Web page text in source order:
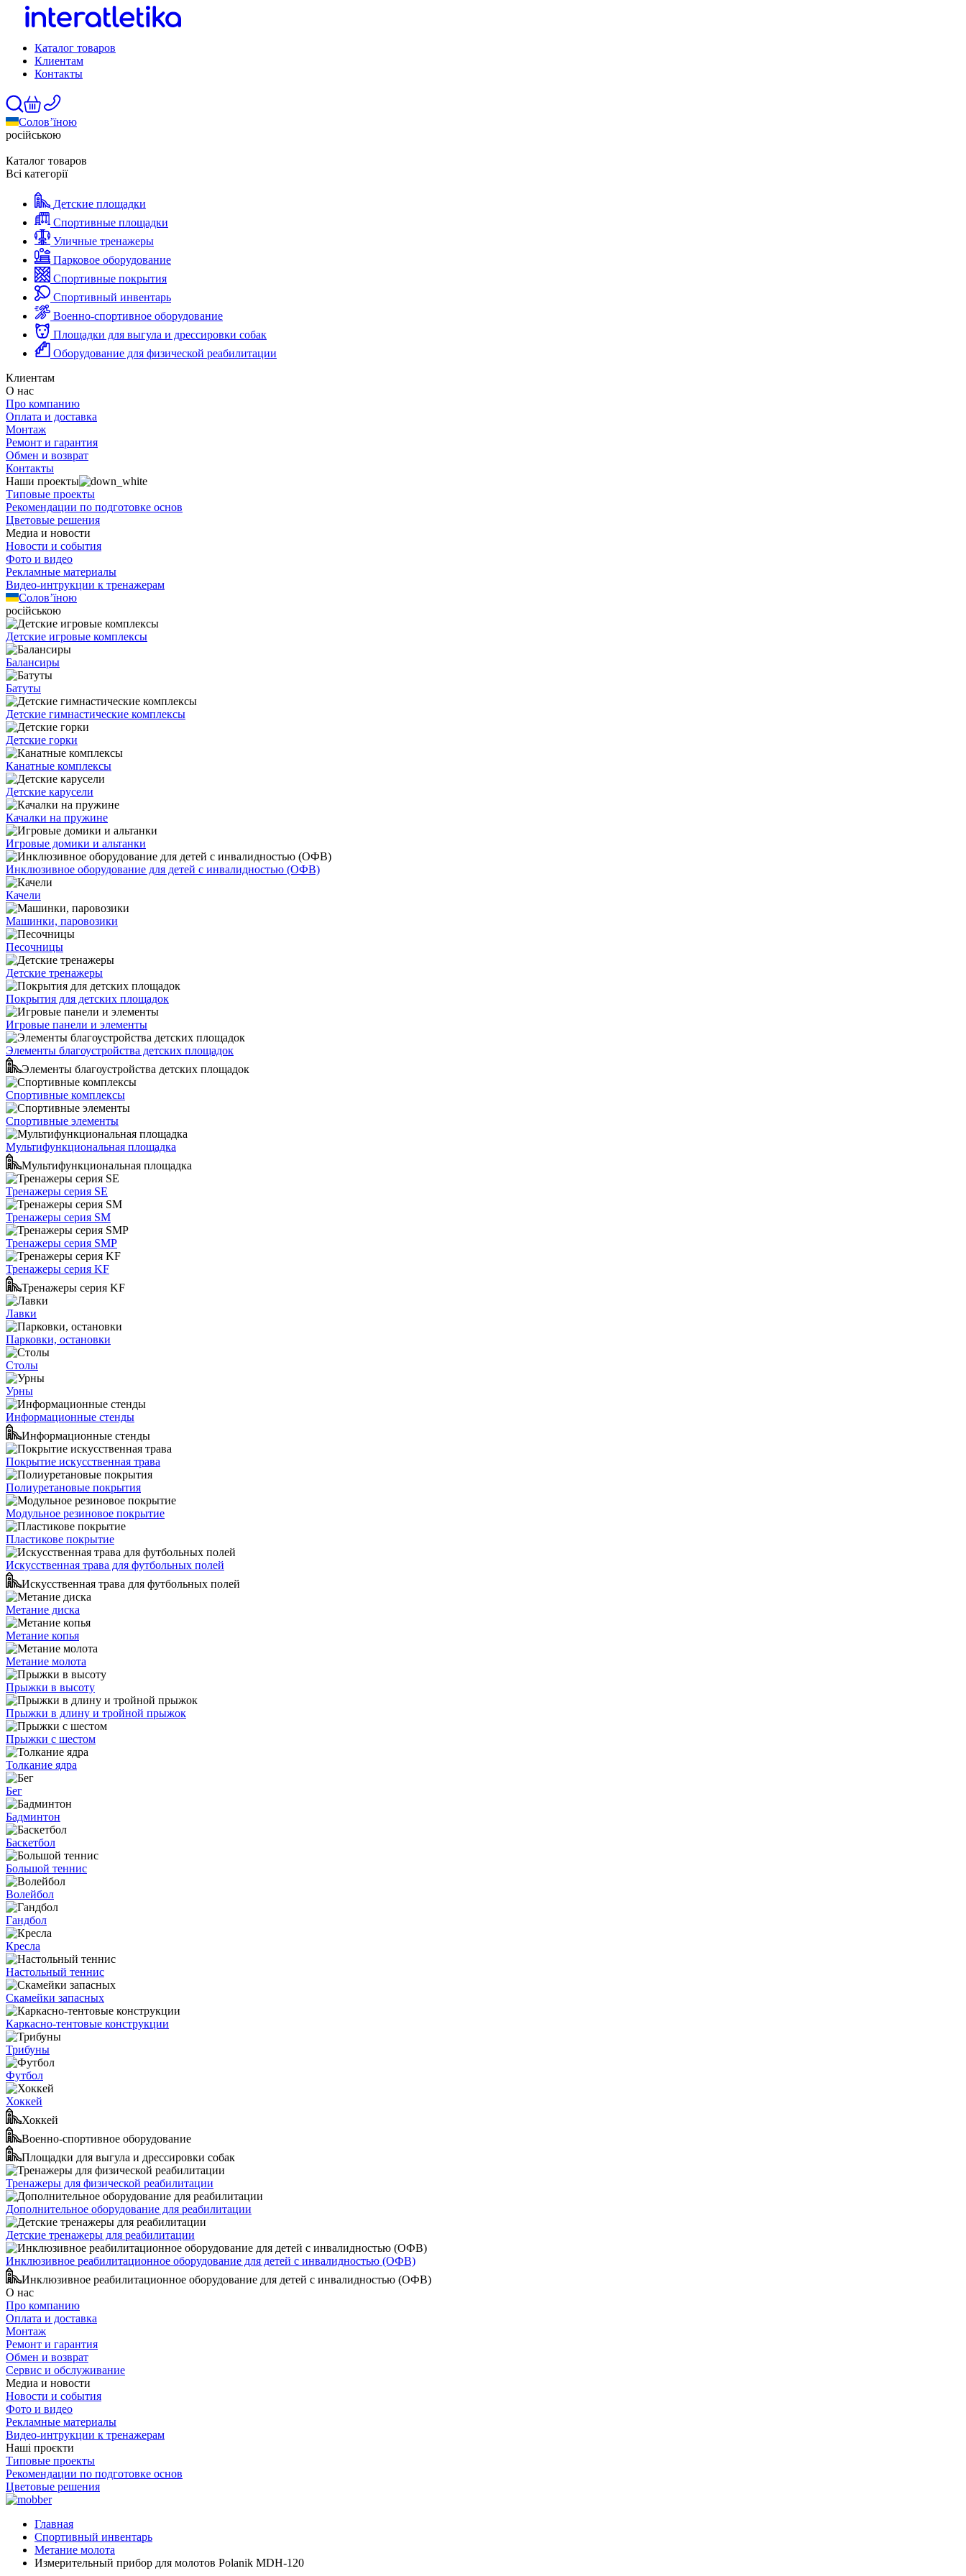
Каталог товаров
Клиентам
Контакты
Солов’їною
російською
Каталог товаров
Всі категорії
Детские площадки
Спортивные площадки
Уличные тренажеры
Парковое оборудование
Спортивные покрытия
Спортивный инвентарь
Военно-спортивное оборудование
Площадки для выгула и дрессировки собак
Оборудование для физической реабилитации
Клиентам
О нас
Про компанию
Оплата и доставка
Монтаж
Ремонт и гарантия
Обмен и возврат
Контакты
Наши проекты
Типовые проекты
Рекомендации по подготовке основ
Цветовые решения
Медиа и новости
Новости и события
Фото и видео
Рекламные материалы
Видео-интрукции к тренажерам
Солов’їною
російською
Детские игровые комплексы
Балансиры
Батуты
Детские гимнастические комплексы
Детские горки
Канатные комплексы
Детские карусели
Качалки на пружине
Игровые домики и альтанки
Инклюзивное оборудование для детей с инвалидностью (ОФВ)
Качели
Машинки, паровозики
Песочницы
Детские тренажеры
Покрытия для детских площадок
Игровые панели и элементы
Элементы благоустройства детских площадок
Элементы благоустройства детских площадок
Спортивные комплексы
Спортивные элементы
Мультифункциональная площадка
Мультифункциональная площадка
Тренажеры серия SE
Тренажеры серия SM
Тренажеры серия SMP
Тренажеры серия KF
Тренажеры серия KF
Лавки
Парковки, остановки
Столы
Урны
Информационные стенды
Информационные стенды
Покрытие искусственная трава
Полиуретановые покрытия
Модульное резиновое покрытие
Пластикове покрытие
Искусственная трава для футбольных полей
Искусственная трава для футбольных полей
Метание диска
Метание копья
Метание молота
Прыжки в высоту
Прыжки в длину и тройной прыжок
Прыжки с шестом
Толкание ядра
Бег
Бадминтон
Баскетбол
Большой теннис
Волейбол
Гандбол
Кресла
Настольный теннис
Скамейки запасных
Каркасно-тентовые конструкции
Трибуны
Футбол
Хоккей
Хоккей
Военно-спортивное оборудование
Площадки для выгула и дрессировки собак
Тренажеры для физической реабилитации
Дополнительное оборудование для реабилитации
Детские тренажеры для реабилитации
Инклюзивное реабилитационное оборудование для детей с инвалидностью (ОФВ)
Инклюзивное реабилитационное оборудование для детей с инвалидностью (ОФВ)
О нас
Про компанию
Оплата и доставка
Монтаж
Ремонт и гарантия
Обмен и возврат
Сервис и обслуживание
Медиа и новости
Новости и события
Фото и видео
Рекламные материалы
Видео-интрукции к тренажерам
Наші проєкти
Типовые проекты
Рекомендации по подготовке основ
Цветовые решения
Главная
Спортивный инвентарь
Метание молота
Измерительный прибор для молотов Polanik MDH-120